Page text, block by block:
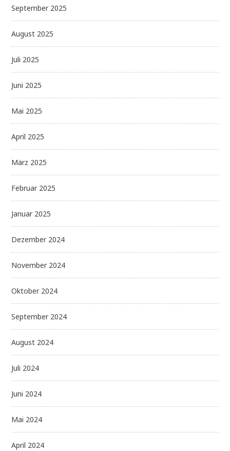
September 2025
August 2025
Juli 2025
Juni 2025
Mai 2025
April 2025
März 2025
Februar 2025
Januar 2025
Dezember 2024
November 2024
Oktober 2024
September 2024
August 2024
Juli 2024
Juni 2024
Mai 2024
April 2024